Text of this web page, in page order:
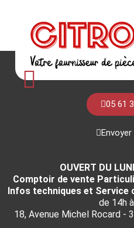
05 61
OUVERT DU
Comptoir de vente
Infos techniques et Service
de 14h
18, Avenue Michel Rocard -